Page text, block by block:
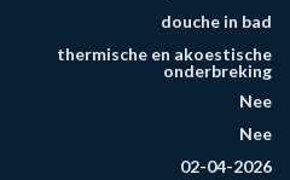
douche in bad
thermische en akoestische
onderbreking
Nee
Nee
02-04-2026